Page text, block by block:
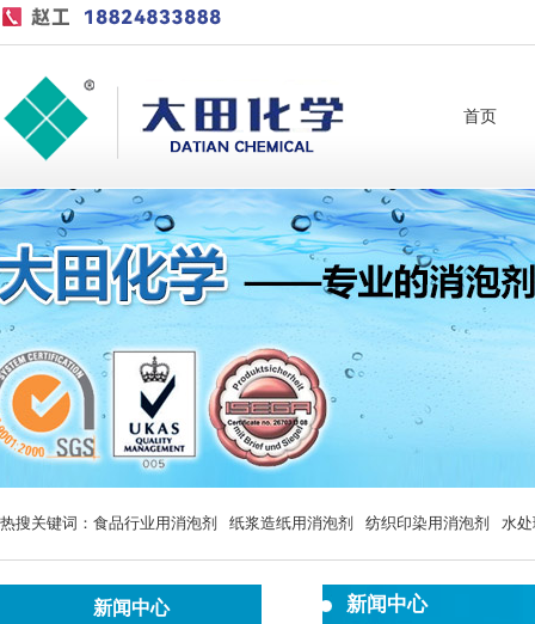
首页
热搜关键词： 食品行业用消泡剂 纸浆造纸用消泡剂 纺织印染用消泡剂 水
新闻中心 新闻中心